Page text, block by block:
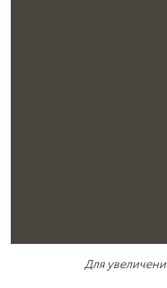
Для